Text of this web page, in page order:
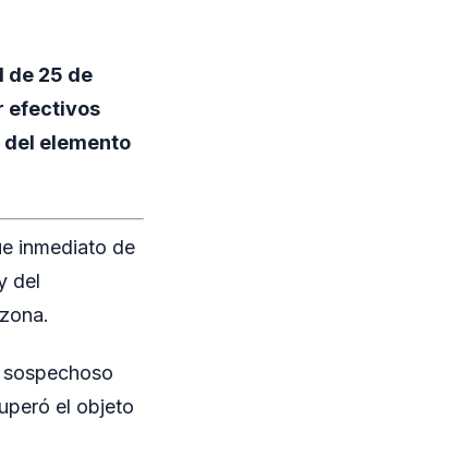
de 25 de
efectivos
elemento
inmediato de
del
el objeto